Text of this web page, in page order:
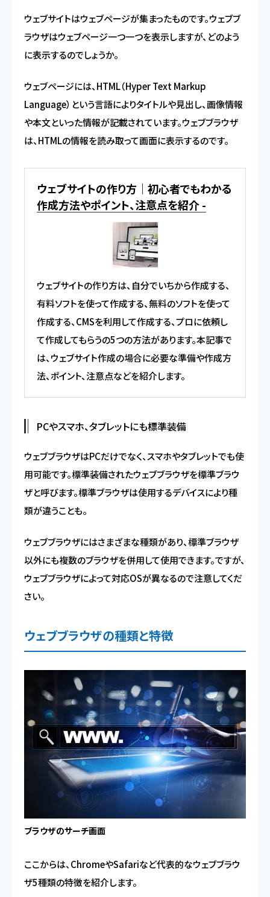
ウェブサイトはウェブページが集まったものです。ウェブブ
ラウザはウェブページ一つ一つを表示しますが、どのよう
に表示するのでしょうか。
ウェブページには、HTML（Hyper Text Markup
Language）という言語によりタイトルや見出し、画像情報
や本文といった情報が記載されています。ウェブブラウザ
は、HTMLの情報を読み取って画面に表示するのです。
ウェブサイトの作り方｜初心者でもわかる
作成方法やポイント、注意点を紹介 -
ウェブサイトの作り方は、自分でいちから作成する、
有料ソフトを使って作成する、無料のソフトを使って
作成する、CMSを利用して作成する、プロに依頼し
て作成してもらうの5つの方法があります。本記事で
は、ウェブサイト作成の場合に必要な準備や作成方
法、ポイント、注意点などを紹介します。
PCやスマホ、タブレットにも標準装備
ウェブブラウザはPCだけでなく、スマホやタブレットでも使
用可能です。標準装備されたウェブブラウザを標準ブラウ
ザと呼びます。標準ブラウザは使用するデバイスにより種
類が違うことも。
ウェブブラウザにはさまざまな種類があり、標準ブラウザ
以外にも複数のブラウザを併用して使用できます。ですが、
ウェブブラウザによって対応OSが異なるので注意してくだ
さい。
ウェブブラウザの種類と特徴
ブラウザのサーチ画面
ここからは、ChromeやSafariなど代表的なウェブブラウ
ザ5種類の特徴を紹介します。